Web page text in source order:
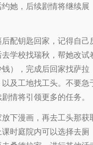
她，后续剧情将继续展
配钥匙回家，记得自己
学校找瑞秋，帮她改试
钱），完成后回家找萨拉
及工地找工头。不要急
情将引领更多的任务。
下漫画，再去工头那获
时庭院内可以选择去厕